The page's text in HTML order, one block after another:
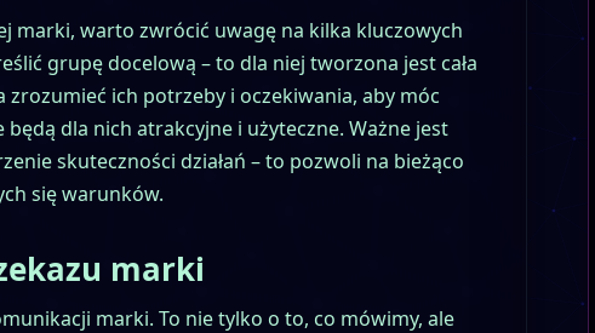
marki, warto zwrócić uwagę na kilka kluczowych
grupę docelową – to dla niej tworzona jest cała
ich potrzeby i oczekiwania, aby móc
dla nich atrakcyjne i użyteczne. Ważne jest
skuteczności działań – to pozwoli na bieżąco
się warunków.
marki
marki. To nie tylko o to, co mówimy, ale